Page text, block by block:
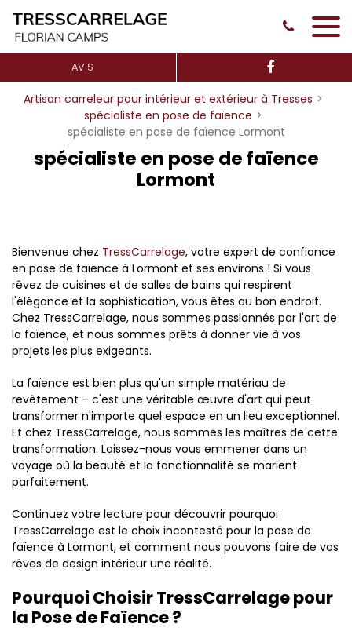
AVIS
Artisan carreleur pour intérieur et extérieur à Tresses
spécialiste en pose de faïence
spécialiste en pose de faïence Lormont
spécialiste en pose de faïence
Lormont
Bienvenue chez TressCarrelage, votre expert de confiance
en pose de faïence à Lormont et ses environs ! Si vous
rêvez de cuisines et de salles de bains qui respirent
l'élégance et la sophistication, vous êtes au bon endroit.
Chez TressCarrelage, nous sommes passionnés par l'art de
la faïence, et nous sommes prêts à donner vie à vos
projets les plus exigeants.
La faïence est bien plus qu'un simple matériau de
revêtement – c'est une véritable œuvre d'art qui peut
transformer n'importe quel espace en un lieu exceptionnel.
Et chez TressCarrelage, nous sommes les maîtres de cette
transformation. Laissez-nous vous emmener dans un
voyage où la beauté et la fonctionnalité se marient
parfaitement.
Continuez votre lecture pour découvrir pourquoi
TressCarrelage est le choix incontesté pour la pose de
faïence à Lormont, et comment nous pouvons faire de vos
rêves de design intérieur une réalité.
Pourquoi Choisir TressCarrelage pour
la Pose de Faïence ?